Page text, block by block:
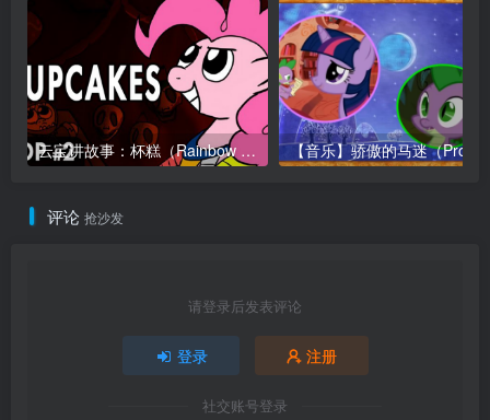
云宝讲故事：杯糕（Rainbow Dash Presents: Cupcakes）
评论 抢沙发
请登录后发表评论
登录 注册
社交账号登录